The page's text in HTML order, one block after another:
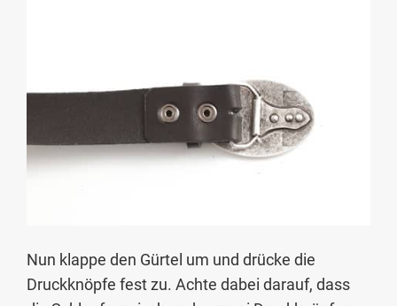
Nun klappe den Gürtel um und drücke die
Druckknöpfe fest zu. Achte dabei darauf, dass